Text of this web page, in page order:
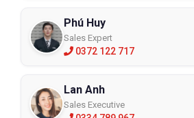
Phú Huy
Sales Expert
0372 122 717
Lan Anh
Sales Executive